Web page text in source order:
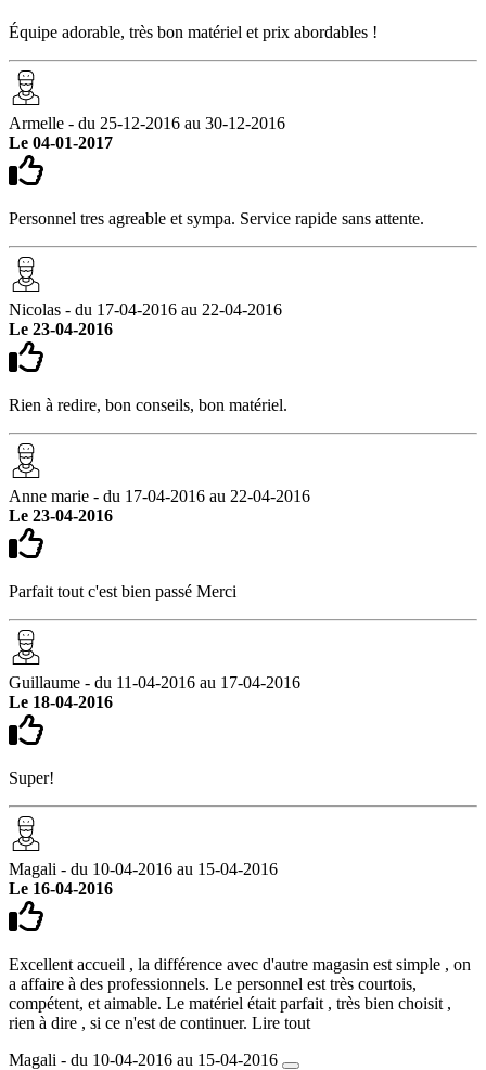
Équipe adorable, très bon matériel et prix abordables !
Armelle - du 25-12-2016 au 30-12-2016
Le 04-01-2017
Personnel tres agreable et sympa. Service rapide sans attente.
Nicolas - du 17-04-2016 au 22-04-2016
Le 23-04-2016
Rien à redire, bon conseils, bon matériel.
Anne marie - du 17-04-2016 au 22-04-2016
Le 23-04-2016
Parfait tout c'est bien passé Merci
Guillaume - du 11-04-2016 au 17-04-2016
Le 18-04-2016
Super!
Magali - du 10-04-2016 au 15-04-2016
Le 16-04-2016
Excellent accueil , la différence avec d'autre magasin est simple , on
a affaire à des professionnels. Le personnel est très courtois,
compétent, et aimable. Le matériel était parfait , très bien choisit ,
rien à dire , si ce n'est de continuer. Lire tout
Magali - du 10-04-2016 au 15-04-2016